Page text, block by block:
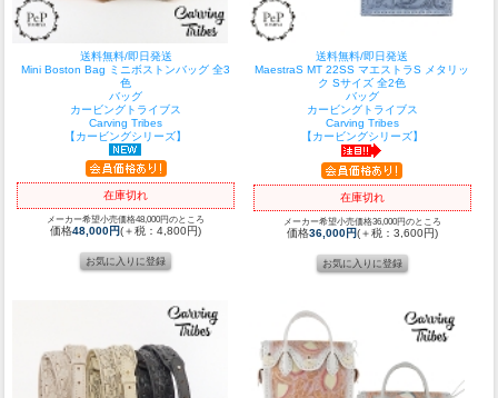
送料無料/即日発送
Mini Boston Bag ミニボストンバッグ 全3
色
バッグ
カービングトライブス
Carving Tribes
【カービングシリーズ】
在庫切れ
メーカー希望小売価格48,000円のところ
価格48,000円(＋税：4,800円)
送料無料/即日発送
MaestraS MT 22SS マエストラS メタリッ
ク Sサイズ 全2色
バッグ
カービングトライブス
Carving Tribes
【カービングシリーズ】
在庫切れ
メーカー希望小売価格36,000円のところ
価格36,000円(＋税：3,600円)